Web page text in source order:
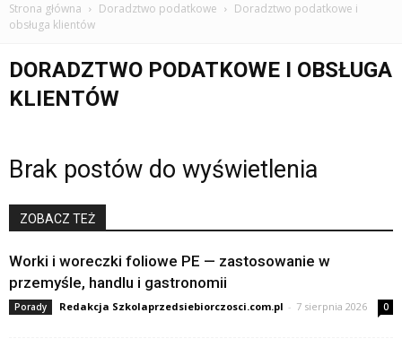
Strona główna Doradztwo podatkowe
Doradztwo podatkowe i
obsługa klientów
DORADZTWO PODATKOWE I OBSŁUGA
KLIENTÓW
Brak postów do wyświetlenia
ZOBACZ TEŻ
Worki i woreczki foliowe PE — zastosowanie w
przemyśle, handlu i gastronomii
Porady Redakcja Szkolaprzedsiebiorczosci.com.pl - 7 sierpnia 2026 0